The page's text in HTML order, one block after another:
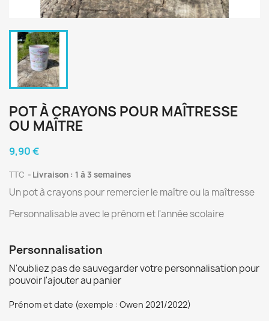
POT À CRAYONS POUR MAÎTRESSE
OU MAÎTRE
9,90 €
TTC Livraison : 1 à 3 semaines
Un pot à crayons pour remercier le maître ou la maîtresse
Personnalisable avec le prénom et l'année scolaire
Personnalisation
N'oubliez pas de sauvegarder votre personnalisation pour
pouvoir l'ajouter au panier
Prénom et date (exemple : Owen 2021/2022)